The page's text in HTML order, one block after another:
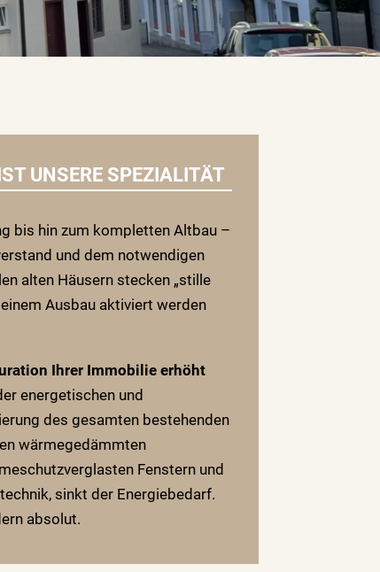
UNSERE SPEZIALITÄT
bis hin zum kompletten Altbau –
und dem notwendigen
alten Häusern stecken „stille
Ausbau aktiviert werden
Ihrer Immobilie erhöht
energetischen und
des gesamten bestehenden
wärmegedämmten
Fenstern und
sinkt der Energiebedarf.
absolut.